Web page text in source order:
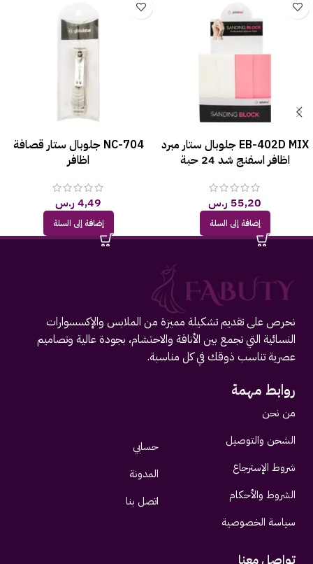
EB-402D MIX جلوبال ستار مبرد
اظافر اسفنج شد 24 حبة
55,20 ر.س
إضافة إلى السلة
NC-704 جلوبال ستار قصافة
اظافر
4,49ر.س
إضافة إلى السلة
نحرص على تقديم تشكيلة مميزة من الملابس والإكسسوارات
النسائية التي تجمع بين الأناقة والاحتشام، بجودة عالية وتصاميم
عصرية تناسب ذوقك في كل مناسبة.
روابط مهمة
من نحن
الشحن والتوصيل
شروط الإسترجاع
الشروط والأحكام
سياسة الخصوصية
حسابي
المدونة
اتصل بنا
تواصل معنا